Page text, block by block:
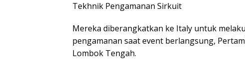
Tekhnik Pengamanan Sirkuit
Mereka diberangkatkan ke Italy untuk
pengamanan saat event berlangsung,
Lombok Tengah.